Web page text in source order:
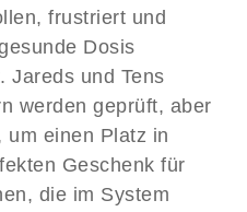
frustriert und
Dosis
Jareds und Tens
werden geprüft, aber
um einen Platz in
Geschenk für
die im System